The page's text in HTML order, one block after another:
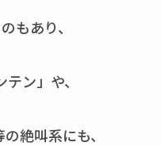
もあり、
ン」や、
絶叫系にも、